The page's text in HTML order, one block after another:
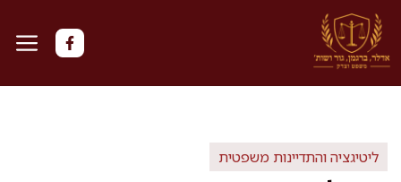
לדלג
לתוכן
ליטיגציה והתדיינות משפטית